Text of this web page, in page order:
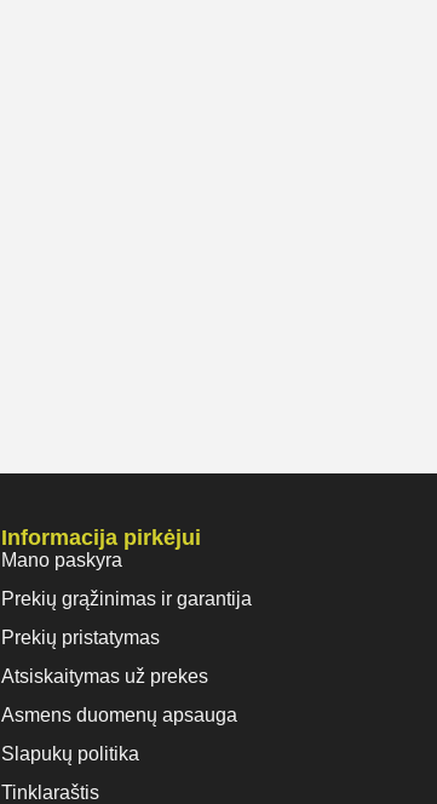
Informacija pirkėjui
Mano paskyra
Prekių grąžinimas ir garantija
Prekių pristatymas
Atsiskaitymas už prekes
Asmens duomenų apsauga
Slapukų politika
Tinklaraštis